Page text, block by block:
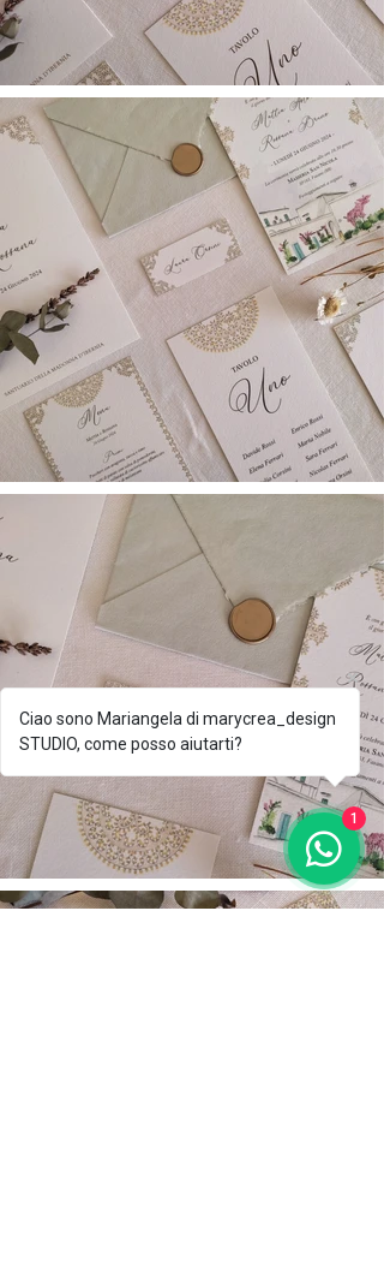
Ciao sono Mariangela di marycrea_design
STUDIO, come posso aiutarti?
1